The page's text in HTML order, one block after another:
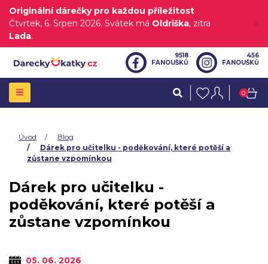
Originální dárečky pro každou příležitost
Čtvrtek, 6. Srpen 2026. Svátek má Oldriška, zítra
Lada.
9518
FANOUŠKŮ
456
FANOUŠKŮ
0
Úvod
Blog
Dárek pro učitelku - poděkování, které potěší a
zůstane vzpomínkou
Dárek pro učitelku -
poděkování, které potěší a
zůstane vzpomínkou
05. 06. 2026